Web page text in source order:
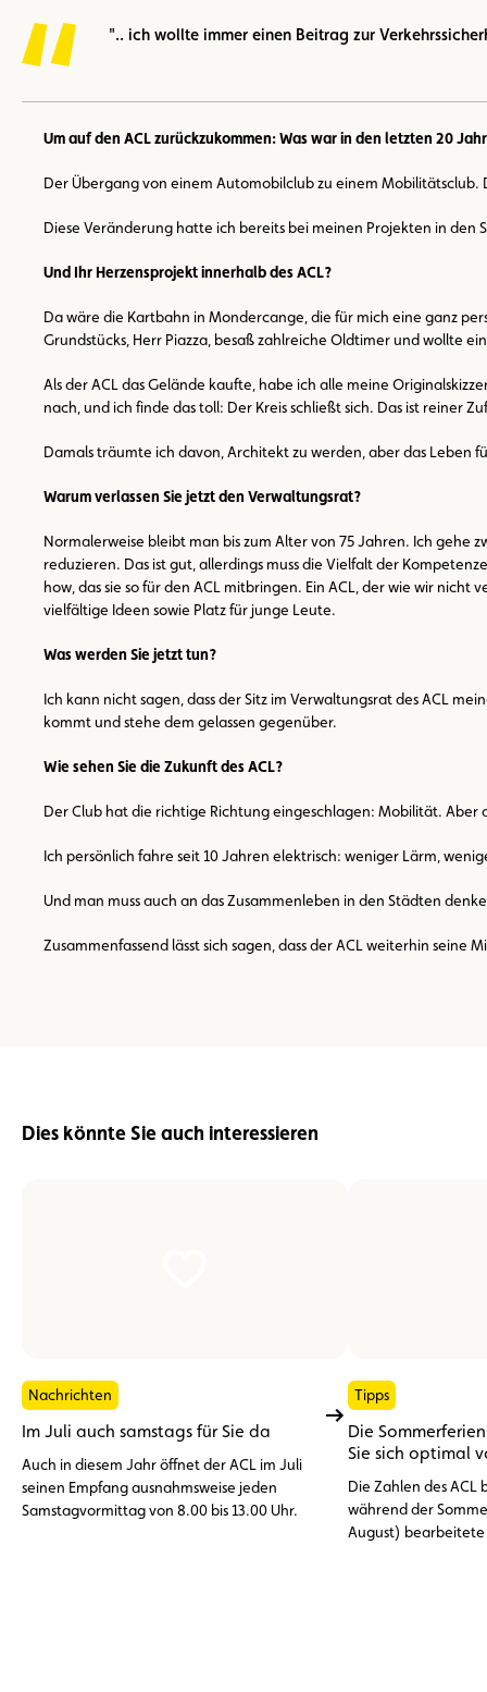
".. ich wollte immer einen Beitrag zur
Um auf den ACL zurückzukommen: Was war in den letzten 20
Der Übergang von einem Automobilclub zu einem Mobilitätsclub.
Diese Veränderung hatte ich bereits bei meinen Projekten in den
Und Ihr Herzensprojekt innerhalb des ACL?
Da wäre die Kartbahn in Mondercange, die für mich eine ganz
Grundstücks, Herr Piazza, besaß zahlreiche Oldtimer und wollte
Als der ACL das Gelände kaufte, habe ich alle meine
nach, und ich finde das toll: Der Kreis schließt sich. Das ist reiner
Damals träumte ich davon, Architekt zu werden, aber das Leben
Warum verlassen Sie jetzt den Verwaltungsrat?
Normalerweise bleibt man bis zum Alter von 75 Jahren. Ich
reduzieren. Das ist gut, allerdings muss die Vielfalt der
how, das sie so für den ACL mitbringen. Ein ACL, der wie wir
vielfältige Ideen sowie Platz für junge Leute.
Was werden Sie jetzt tun?
Ich kann nicht sagen, dass der Sitz im Verwaltungsrat des ACL
kommt und stehe dem gelassen gegenüber.
Wie sehen Sie die Zukunft des ACL?
Der Club hat die richtige Richtung eingeschlagen: Mobilität. Aber
Ich persönlich fahre seit 10 Jahren elektrisch: weniger Lärm,
Und man muss auch an das Zusammenleben in den Städten
Zusammenfassend lässt sich sagen, dass der ACL weiterhin
Dies könnte Sie auch interessieren
Nachrichten
Im Juli auch samstags für Sie da
Auch in diesem Jahr öffnet der ACL im Juli
seinen Empfang ausnahmsweise jeden
Samstagvormittag von 8.00 bis 13.00 Uhr.
Tipps
Die
Sie sich optimal
Die Zahlen des ACL
während der
August)